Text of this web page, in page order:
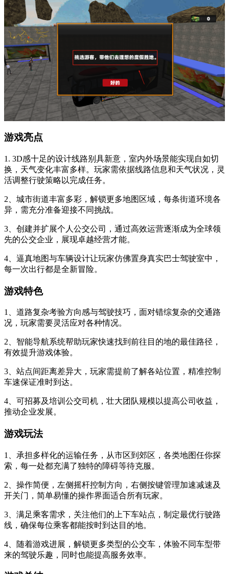
游戏亮点
1. 3D感十足的设计线路别具新意，室内外场景能实现自如切
换，天气变化丰富多样。玩家需依据线路信息和天气状况，灵
活调整行驶策略以完成任务。
2、城市街道丰富多彩，解锁更多地图区域，每条街道环境各
异，需充分准备迎接不同挑战。
3、创建并扩展个人公交公司，通过高效运营逐渐成为全球领
先的公交企业，展现卓越经营才能。
4、逼真地图与车辆设计让玩家仿佛置身真实巴士驾驶室中，
每一次出行都是全新冒险。
游戏特色
1、道路复杂考验方向感与驾驶技巧，面对错综复杂的交通路
况，玩家需要灵活应对各种情况。
2、智能导航系统帮助玩家快速找到前往目的地的最佳路径，
有效提升游戏体验。
3、站点间距离差异大，玩家需提前了解各站位置，精准控制
车速保证准时到达。
4、可招募及培训公交司机，壮大团队规模以提高公司收益，
推动企业发展。
游戏玩法
1、承担多样化的运输任务，从市区到郊区，各类地图任你探
索，每一处都充满了独特的障碍等待克服。
2、操作简便，左侧摇杆控制方向，右侧按键管理加速减速及
开关门，简单易懂的操作界面适合所有玩家。
3、满足乘客需求，关注他们的上下车站点，制定最优行驶路
线，确保每位乘客都能按时到达目的地。
4、随着游戏进展，解锁更多类型的公交车，体验不同车型带
来的驾驶乐趣，同时也能提高服务效率。